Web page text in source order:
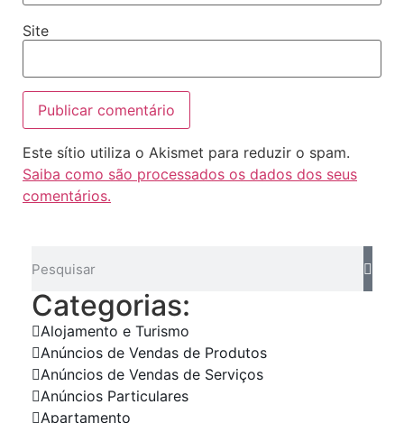
Site
Este sítio utiliza o Akismet para reduzir o spam.
Saiba como são processados os dados dos seus
comentários.
Categorias:
Alojamento e Turismo
Anúncios de Vendas de Produtos
Anúncios de Vendas de Serviços
Anúncios Particulares
Apartamento